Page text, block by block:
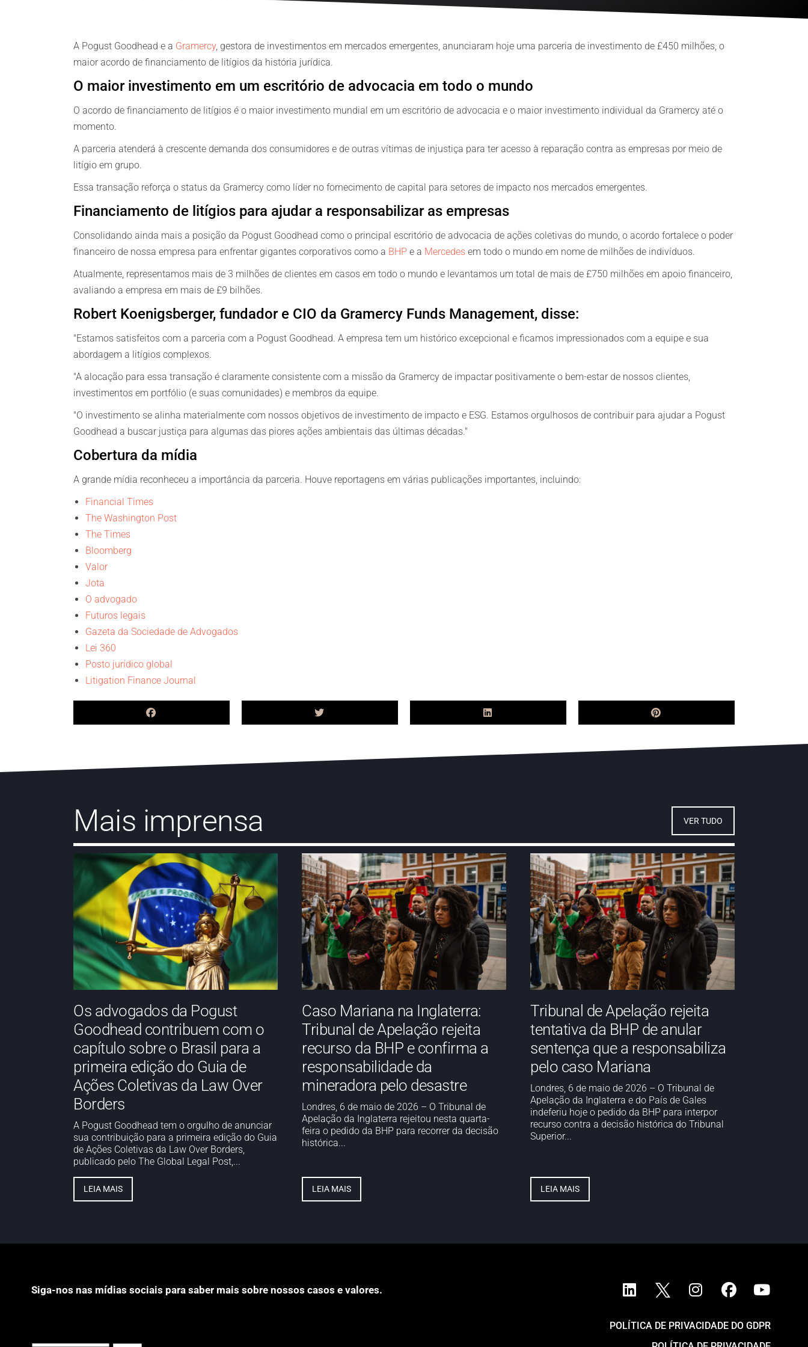
A Pogust Goodhead e a Gramercy, gestora de investimentos em mercados emergentes, anunciaram hoje uma parceria de investimento de £450 milhões, o
maior acordo de financiamento de litígios da história jurídica.
O maior investimento em um escritório de advocacia em todo o mundo
O acordo de financiamento de litígios é o maior investimento mundial em um escritório de advocacia e o maior investimento individual da Gramercy até o
momento.
A parceria atenderá à crescente demanda dos consumidores e de outras vítimas de injustiça para ter acesso à reparação contra as empresas por meio de
litígio em grupo.
Essa transação reforça o status da Gramercy como líder no fornecimento de capital para setores de impacto nos mercados emergentes.
Financiamento de litígios para ajudar a responsabilizar as empresas
Consolidando ainda mais a posição da Pogust Goodhead como o principal escritório de advocacia de ações coletivas do mundo, o acordo fortalece o poder
financeiro de nossa empresa para enfrentar gigantes corporativos como a BHP e a Mercedes em todo o mundo em nome de milhões de indivíduos.
Atualmente, representamos mais de 3 milhões de clientes em casos em todo o mundo e levantamos um total de mais de £750 milhões em apoio financeiro,
avaliando a empresa em mais de £9 bilhões.
Robert Koenigsberger, fundador e CIO da Gramercy Funds Management, disse:
"Estamos satisfeitos com a parceria com a Pogust Goodhead. A empresa tem um histórico excepcional e ficamos impressionados com a equipe e sua
abordagem a litígios complexos.
"A alocação para essa transação é claramente consistente com a missão da Gramercy de impactar positivamente o bem-estar de nossos clientes,
investimentos em portfólio (e suas comunidades) e membros da equipe.
"O investimento se alinha materialmente com nossos objetivos de investimento de impacto e ESG. Estamos orgulhosos de contribuir para ajudar a Pogust
Goodhead a buscar justiça para algumas das piores ações ambientais das últimas décadas."
Cobertura da mídia
A grande mídia reconheceu a importância da parceria. Houve reportagens em várias publicações importantes, incluindo:
Financial Times
The Washington Post
The Times
Bloomberg
Valor
Jota
O advogado
Futuros legais
Gazeta da Sociedade de Advogados
Lei 360
Posto jurídico global
Litigation Finance Journal
Mais imprensa VER TUDO
Os advogados da Pogust
Goodhead contribuem com o
capítulo sobre o Brasil para a
primeira edição do Guia de
Ações Coletivas da Law Over
Borders
A Pogust Goodhead tem o orgulho de anunciar
sua contribuição para a primeira edição do Guia
de Ações Coletivas da Law Over Borders,
publicado pelo The Global Legal Post,...
LEIA MAIS
Caso Mariana na Inglaterra:
Tribunal de Apelação rejeita
recurso da BHP e confirma a
responsabilidade da
mineradora pelo desastre
Londres, 6 de maio de 2026 – O Tribunal de
Apelação da Inglaterra rejeitou nesta quarta-
feira o pedido da BHP para recorrer da decisão
histórica...
LEIA MAIS
Tribunal de Apelação rejeita
tentativa da BHP de anular
sentença que a responsabiliza
pelo caso Mariana
Londres, 6 de maio de 2026 – O Tribunal de
Apelação da Inglaterra e do País de Gales
indeferiu hoje o pedido da BHP para interpor
recurso contra a decisão histórica do Tribunal
Superior...
LEIA MAIS
Siga-nos nas mídias sociais para saber mais sobre nossos casos e valores.
POLÍTICA DE PRIVACIDADE DO GDPR